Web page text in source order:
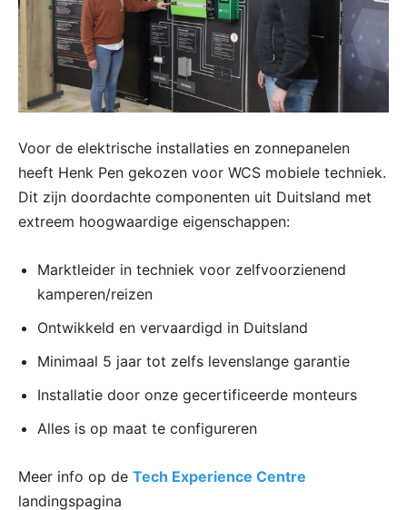
Voor de elektrische installaties en zonnepanelen
heeft Henk Pen gekozen voor WCS mobiele techniek.
Dit zijn doordachte componenten uit Duitsland met
extreem hoogwaardige eigenschappen:
Marktleider in techniek voor zelfvoorzienend
kamperen/reizen
Ontwikkeld en vervaardigd in Duitsland
Minimaal 5 jaar tot zelfs levenslange garantie
Installatie door onze gecertificeerde monteurs
Alles is op maat te configureren
Meer info op de Tech Experience Centre
landingspagina